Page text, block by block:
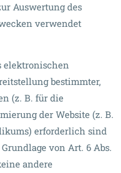
Auswertung des
verwendet
elektronischen
bestimmter,
(z. B. für die
der Website (z. B.
erforderlich sind
von Art. 6 Abs.
andere